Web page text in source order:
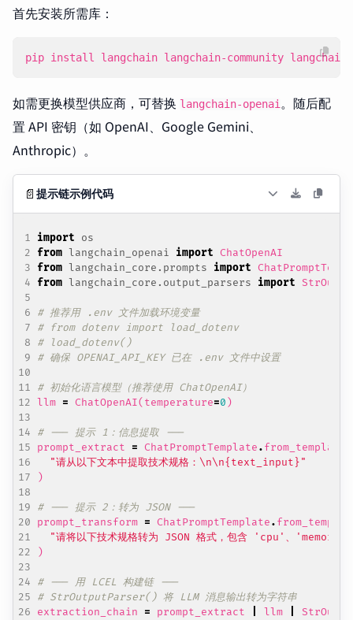
首先安装所需库：
pip install langchain langchain-community langchain-
如需更换模型供应商，可替换 langchain-openai 。随后配
置 API 密钥（如 OpenAI、Google Gemini、
Anthropic）。
📄 提示链示例代码
import
os
from langchain_openai import ChatOpenAI
from langchain_core.prompts import
from langchain_core.output_parsers import
# 推荐用 .env 文件加载环境变量
# from dotenv import load_dotenv
# load_dotenv()
# 确保 OPENAI_API_KEY 已在 .env 文件中设置
# 初始化语言模型（推荐使用 ChatOpenAI）
llm = ChatOpenAI( temperature=0 )
# --- 提示 1：信息提取 ---
prompt_extract
= ChatPromptTemplate.from_template
"请从以下文本中提取技术规格： \n\n{text_input}"
)
# --- 提示 2：转为 JSON ---
prompt_transform = ChatPromptTemplate.
"请将以下技术规格转为 JSON 格式，包含 'cpu'、
)
# --- 用 LCEL 构建链 ---
# StrOutputParser() 将 LLM 消息输出转为字符串
extraction_chain
= prompt_extract llm